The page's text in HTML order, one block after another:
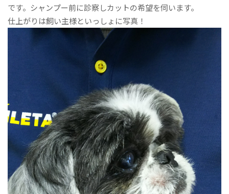
です。シャンプー前に診察しカットの希望を伺います。
仕上がりは飼い主様といっしょに写真！